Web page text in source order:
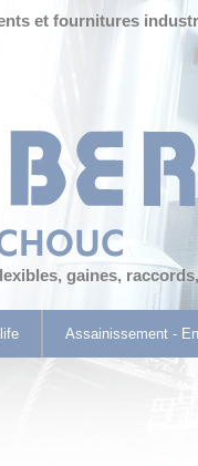
et fournitures
gaines,
Assainissement -